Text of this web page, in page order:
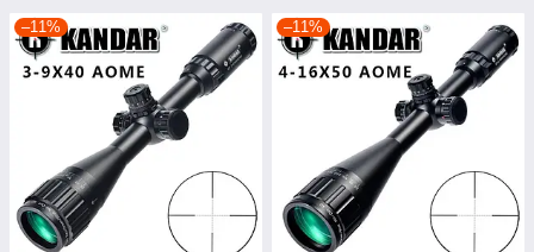
–11% –11%